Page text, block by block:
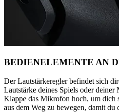
BEDIENELEMENTE AN
Der Lautstärkeregler befindet sich
Lautstärke deines Spiels oder deiner
Klappe das Mikrofon hoch, um dich
aus dem Weg zu bewegen, damit